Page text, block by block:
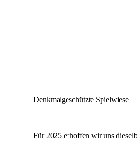
Denkmalgeschützte Spielwiese
Für 2025 erhoffen wir uns